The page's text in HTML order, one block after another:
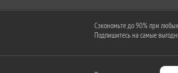
Сэкономьте до 90% при
Подпишитесь на самые